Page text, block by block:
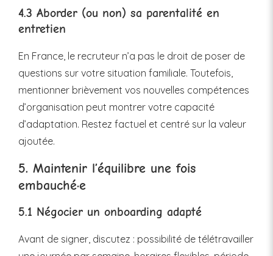
4.3 Aborder (ou non) sa parentalité en
entretien
En France, le recruteur n’a pas le droit de poser de
questions sur votre situation familiale. Toutefois,
mentionner brièvement vos nouvelles compétences
d’organisation peut montrer votre capacité
d’adaptation. Restez factuel et centré sur la valeur
ajoutée.
5. Maintenir l’équilibre une fois
embauché·e
5.1 Négocier un onboarding adapté
Avant de signer, discutez : possibilité de télétravailler